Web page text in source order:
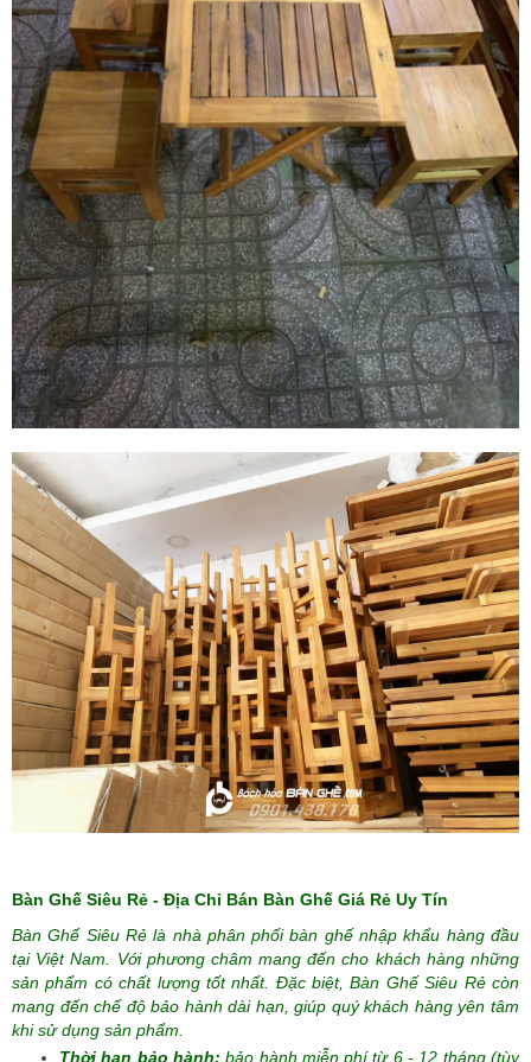
Bàn Ghế Siêu Rẻ - Địa Chỉ Bán Bàn Ghế Giá Rẻ Uy Tín
Bàn Ghế Siêu Rẻ là nhà phân phối bàn ghế nhập khẩu hàng đầu
tại Việt Nam. Với phương châm mang đến cho khách hàng những
sản phẩm có chất lượng tốt nhất. Đặc biệt, Bàn Ghế Siêu Rẻ còn
mang đến chế độ bảo hành dài hạn, giúp quý khách hàng yên tâm
khi sử dụng sản phẩm.
Thời hạn bảo hành:bảo hành miễn phí từ 6 - 12 tháng (tùy